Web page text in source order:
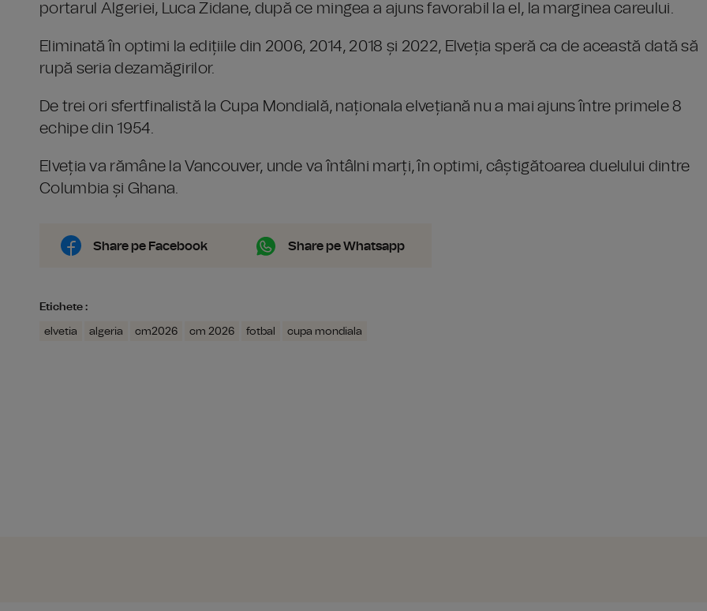
portarul Algeriei, Luca Zidane, după ce mingea a ajuns favorabil la el, la marginea careului.
Eliminată în optimi la edițiile din 2006, 2014, 2018 și 2022, Elveția speră ca de această dată să
rupă seria dezamăgirilor.
De trei ori sfertfinalistă la Cupa Mondială, naționala elvețiană nu a mai ajuns între primele 8
echipe din 1954.
Elveția va rămâne la Vancouver, unde va întâlni marți, în optimi, câștigătoarea duelului dintre
Columbia și Ghana.
Share pe Facebook Share pe Whatsapp
Etichete :
elvetia algeria cm2026 cm 2026 fotbal cupa mondiala